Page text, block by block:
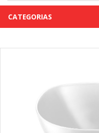
CATEGORIAS